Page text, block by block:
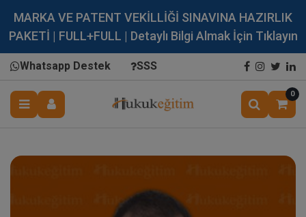
MARKA VE PATENT VEKİLLİĞİ SINAVINA HAZIRLIK
PAKETİ | FULL+FULL | Detaylı Bilgi Almak İçin Tıklayın
Whatsapp Destek SSS
0